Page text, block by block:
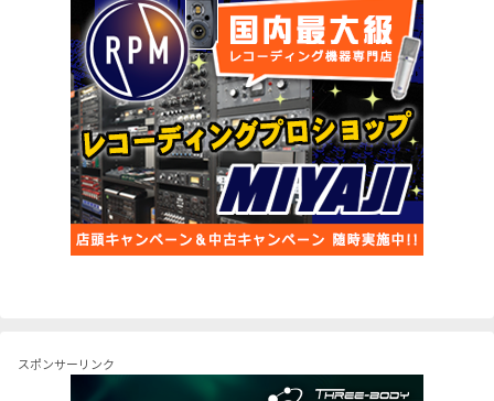
スポンサーリンク